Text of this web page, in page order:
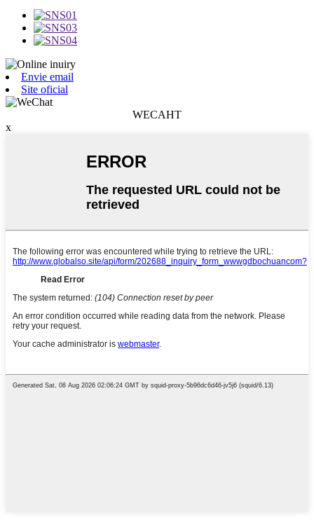
Envie email
Site oficial
WECAHT
x